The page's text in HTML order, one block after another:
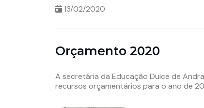
13/02/2020
Orçamento 2020
A secretária da Educação Dulce de
recursos orçamentários para o ano de